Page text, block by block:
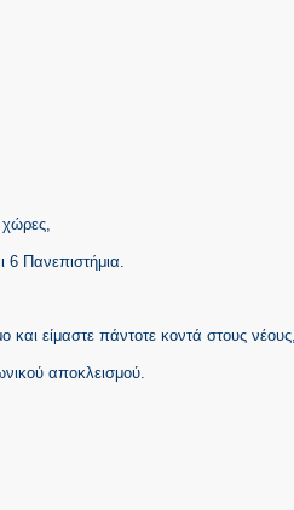
χώρες,
6 Πανεπιστήμια.
είμαστε πάντοτε κοντά στους
αποκλεισμού.